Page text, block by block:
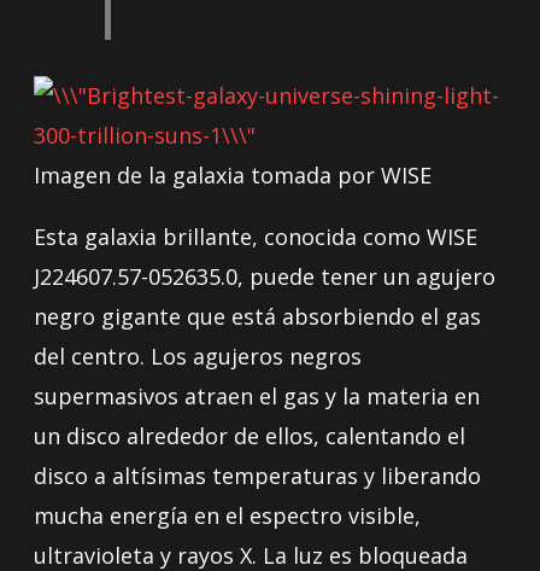
Imagen de la galaxia tomada por WISE
Esta galaxia brillante, conocida como WISE
J224607.57-052635.0, puede tener un agujero
negro gigante que está absorbiendo el gas
del centro. Los agujeros negros
supermasivos atraen el gas y la materia en
un disco alrededor de ellos, calentando el
disco a altísimas temperaturas y liberando
mucha energía en el espectro visible,
ultravioleta y rayos X. La luz es bloqueada